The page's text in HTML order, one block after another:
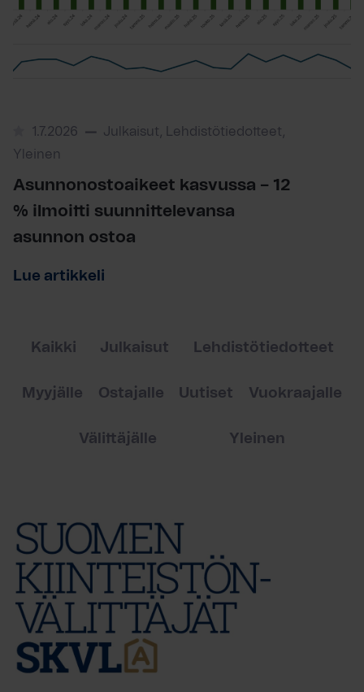
1.7.2026
Julkaisut, Lehdistötiedotteet,
Yleinen
Asunnonostoaikeet kasvussa – 12
% ilmoitti suunnittelevansa
asunnon ostoa
Lue artikkeli
Kaikki Julkaisut Lehdistötiedotteet
Myyjälle Ostajalle Uutiset Vuokraajalle
Välittäjälle Yleinen